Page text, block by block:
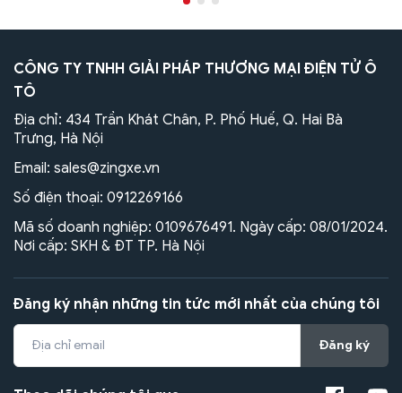
CÔNG TY TNHH GIẢI PHÁP THƯƠNG MẠI ĐIỆN TỬ Ô
TÔ
Địa chỉ: 434 Trần Khát Chân, P. Phố Huế, Q. Hai Bà
Trưng, Hà Nội
Email: sales@zingxe.vn
Số điện thoại: 0912269166
Mã số doanh nghiệp: 0109676491. Ngày cấp: 08/01/2024.
Nơi cấp: SKH & ĐT TP. Hà Nội
Đăng ký nhận những tin tức mới nhất của chúng tôi
Đăng ký